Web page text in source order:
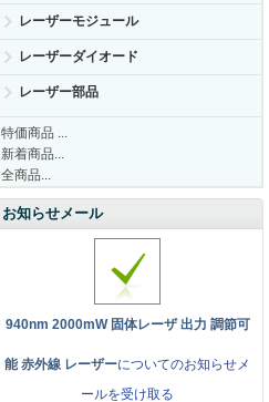
レーザーモジュール
レーザーダイオード
レーザー部品
特価商品 ...
新着商品...
全商品...
お知らせメール
940nm 2000mW 固体レーザ 出力 調節可
能 赤外線 レーザーについてのお知らせメ
ールを受け取る